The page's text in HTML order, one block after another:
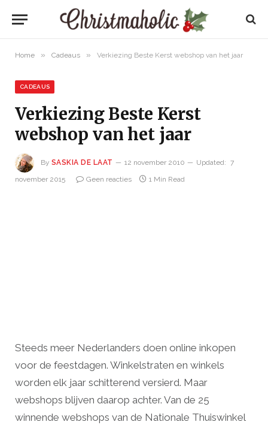
Home » Cadeaus » Verkiezing Beste Kerst webshop van het jaar
CADEAUS
Verkiezing Beste Kerst
webshop van het jaar
By SASKIA DE LAAT 12 november 2010 Updated: 7
november 2015
Geen reacties 1 Min Read
Steeds meer Nederlanders doen online inkopen
voor de feestdagen. Winkelstraten en winkels
worden elk jaar schitterend versierd. Maar
webshops blijven daarop achter. Van de 25
winnende webshops van de Nationale Thuiswinkel